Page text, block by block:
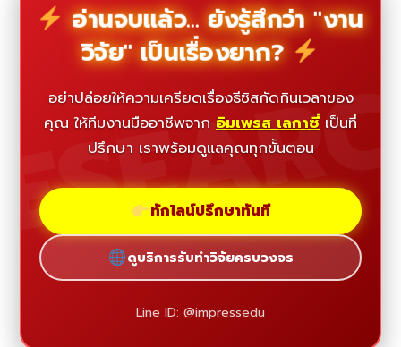
อ่านจบแล้ว... ยังรู้สึกว่า "งาน
วิจัย" เป็นเรื่องยาก?
อย่าปล่อยให้ความเครียดเรื่องธีซิสกัดกินเวลาของ
คุณ ให้ทีมงานมืออาชีพจาก อิมเพรส เลกาซี่ เป็นที่
ปรึกษา เราพร้อมดูแลคุณทุกขั้นตอน
ทักไลน์ปรึกษาทันที
ดูบริการรับทำวิจัยครบวงจร
Line ID: @impressedu